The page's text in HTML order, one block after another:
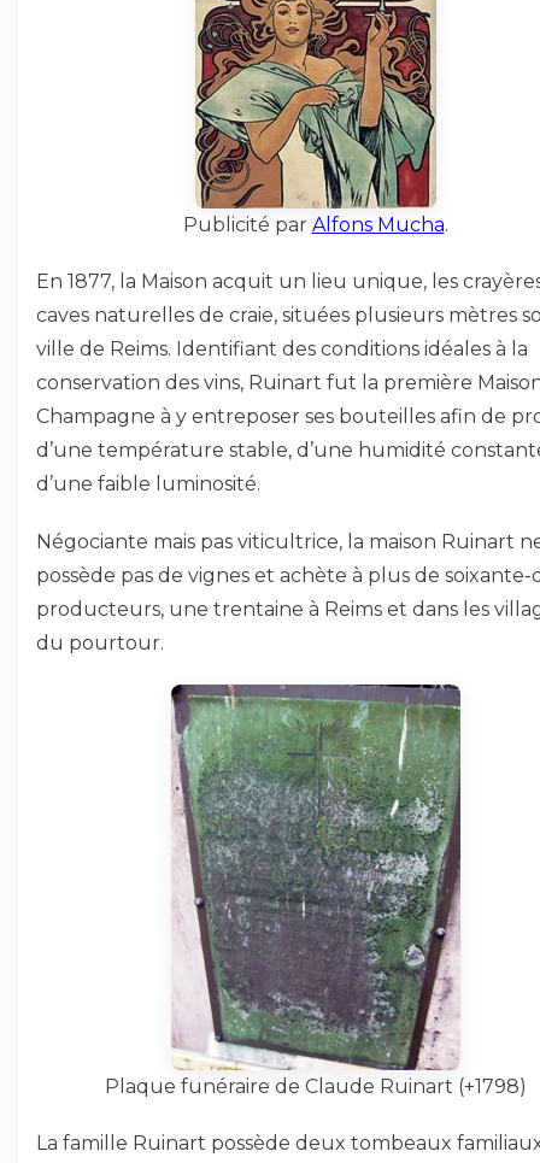
Publicité par Alfons Mucha.
En 1877, la Maison acquit un lieu unique, les
caves naturelles de craie, situées plusieurs mètres
ville de Reims. Identifiant des conditions idéales à la
conservation des vins, Ruinart fut la première
Champagne à y entreposer ses bouteilles afin de
d’une température stable, d’une humidité
d’une faible luminosité.
Négociante mais pas viticultrice, la maison Ruinart
possède pas de vignes et achète à plus de soixante-
producteurs, une trentaine à Reims et dans les
du pourtour.
Plaque funéraire de Claude Ruinart (+1798)
La famille Ruinart possède deux tombeaux